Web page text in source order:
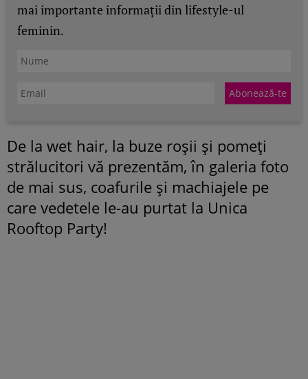
mai importante informații din lifestyle-ul
feminin.
De la wet hair, la buze roșii și pomeți
strălucitori vă prezentăm, în galeria foto
de mai sus, coafurile și machiajele pe
care vedetele le-au purtat la Unica
Rooftop Party!